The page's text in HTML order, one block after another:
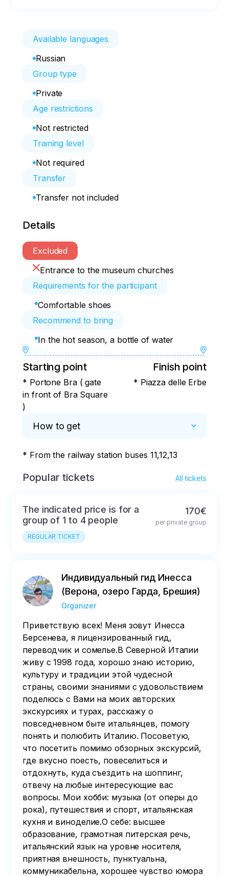
Available languages
Russian
Group type
Private
Age restrictions
Not restricted
Training level
Not required
Transfer
Transfer not included
Details
Excluded
Entrance to the museum churches
Requirements for the participant
Comfortable shoes
Recommend to bring
In the hot season, a bottle of water
Starting point
* Portone Bra ( gate
in front of Bra Square
)
Finish point
* Piazza delle Erbe
How to get
* From the railway station buses 11,12,13
Popular tickets All tickets
The indicated price is for a
group of 1 to 4 people
REGULAR TICKET
170€
per private group
Индивидуальный гид Инесса
(Верона, озеро Гарда, Брешия)
Organizer
Приветствую всех! Меня зовут Инесса
Берсенева, я лицензированный гид,
переводчик и сомелье.В Северной Италии
живу с 1998 года, хорошо знаю историю,
культуру и традиции этой чудесной
страны, своими знаниями с удовольствием
поделюсь с Вами на моих авторских
экскурсиях и турах, расскажу о
повседневном быте итальянцев, помогу
понять и полюбить Италию. Посоветую,
что посетить помимо обзорных экскурсий,
где вкусно поесть, повеселиться и
отдохнуть, куда съездить на шоппинг,
отвечу на любые интересующие вас
вопросы. Мои хобби: музыка (от оперы до
рока), путешествия и спорт, итальянская
кухня и виноделие.О себе: высшее
образование, грамотная питерская речь,
итальянский язык на уровне носителя,
приятная внешность, пунктуальна,
коммуникабельна, хорошее чувство юмора